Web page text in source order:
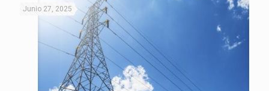
Junio 27, 2025